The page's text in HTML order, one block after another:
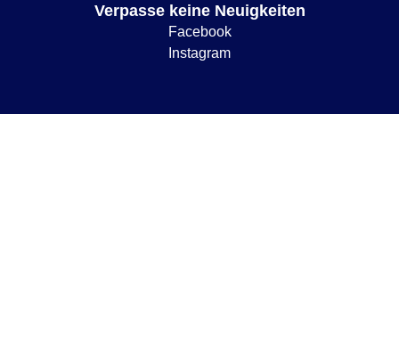
Verpasse keine Neuigkeiten
Facebook
Instagram